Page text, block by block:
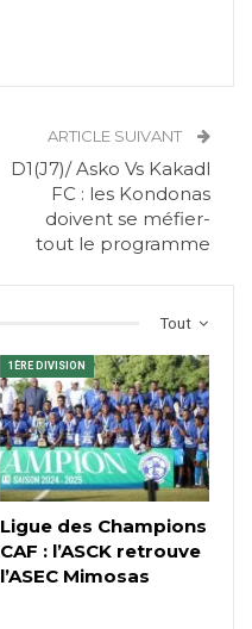
ARTICLE SUIVANT
D1(J7)/ Asko Vs Kakadl
FC : les Kondonas
doivent se méfier-
tout le programme
Tout
1ÈRE DIVISION
Ligue des Champions
CAF : l’ASCK retrouve
l’ASEC Mimosas